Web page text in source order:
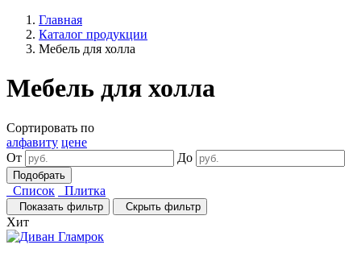
Главная
Каталог продукции
Мебель для холла
Мебель для холла
Сортировать по
алфавиту цене
От
До
Список Плитка
Показать фильтр Скрыть фильтр
Хит